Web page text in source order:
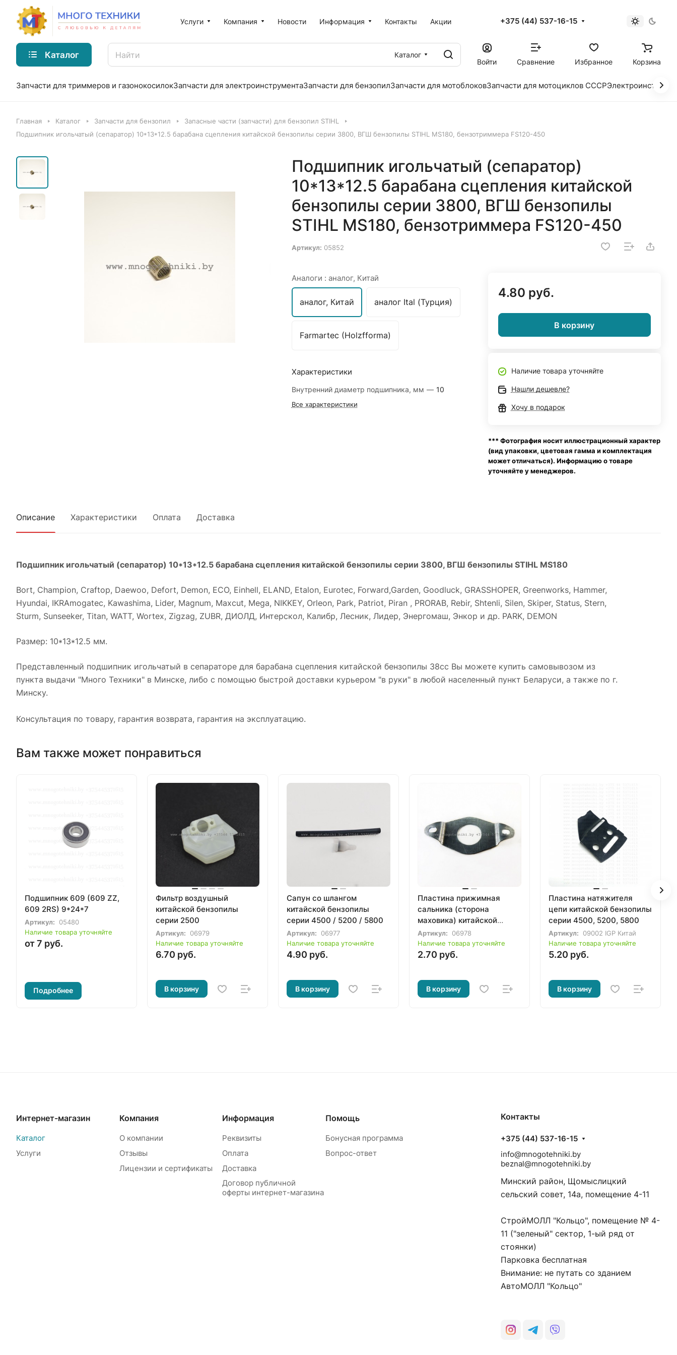
Услуги Компания Новости Информация Контакты Акции +375 (44) 537-16-15
Каталог
Каталог
Войти
Сравнение Избранное Корзина
Запчасти для триммеров и газонокосилокЗапчасти для электроинструментаЗапчасти для бензопилЗапчасти для мотоблоковЗапчасти для мотоциклов СССР
Главная Каталог Запчасти для бензопил
Запасные части (запчасти) для бензопил STIHL
Подшипник игольчатый (сепаратор) 10*13*12.5 барабана сцепления китайской бензопилы серии 3800, ВГШ бензопилы STIHL MS180, бензотриммера FS120-450
Подшипник игольчатый (сепаратор)
10*13*12.5 барабана сцепления китайской
бензопилы серии 3800, ВГШ бензопилы
STIHL MS180, бензотриммера FS120-450
Артикул: 05852
Аналоги : аналог, Китай
аналог, Китай аналог Ital (Турция)
Farmartec (Holzfforma)
Характеристики
Внутренний диаметр подшипника, мм — 10
Все характеристики
4.80 руб.
В корзину
Наличие товара уточняйте
Нашли дешевле?
Хочу в подарок
*** Фотография носит иллюстрационный характер
(вид упаковки, цветовая гамма и комплектация
может отличаться). Информацию о товаре
уточняйте у менеджеров.
Описание Характеристики Оплата Доставка
Подшипник игольчатый (сепаратор) 10*13*12.5 барабана сцепления китайской бензопилы серии 3800, ВГШ бензопилы STIHL MS180
Bort, Champion, Craftop, Daewoo, Defort, Demon, ECO, Einhell, ELAND, Etalon, Eurotec, Forward,Garden, Goodluck, GRASSHOPER, Greenworks, Hammer,
Hyundai, IKRAmogatec, Kawashima, Lider, Magnum, Maxcut, Mega, NIKKEY, Orleon, Park, Patriot, Piran , PRORAB, Rebir, Shtenli, Silen, Skiper, Status, Stern,
Sturm, Sunseeker, Titan, WATT, Wortex, Zigzag, ZUBR, ДИОЛД, Интерскол, Калибр, Лесник, Лидер, Энергомаш, Энкор и др. PARK, DEMON
Размер: 10*13*12.5 мм.
Представленный подшипник игольчатый в сепараторе для барабана сцепления китайской бензопилы 38сс Вы можете купить самовывозом из
пункта выдачи "Много Техники" в Минске, либо с помощью быстрой доставки курьером "в руки" в любой населенный пункт Беларуси, а также по г.
Минску.
Консультация по товару, гарантия возврата, гарантия на эксплуатацию.
Вам также может понравиться
Подшипник 609 (609 ZZ,
609 2RS) 9*24*7
Артикул:
05480
Наличие товара уточняйте
от 7 руб.
Подробнее
Фильтр воздушный
китайской бензопилы
серии 2500
Артикул:
06979
Наличие товара уточняйте
6.70 руб.
В корзину
Сапун со шлангом
китайской бензопилы
серии 4500 / 5200 / 5800
Артикул:
06977
Наличие товара уточняйте
4.90 руб.
В корзину
Пластина прижимная
сальника (сторона
маховика) китайской
бензопилы серии 4500 /
5200 / 5800
Артикул:
06978
Наличие товара уточняйте
2.70 руб.
В корзину
Пластина натяжителя
цепи китайской бензопилы
серии 4500, 5200, 5800
Артикул:
09002 IGP Китай
Наличие товара уточняйте
5.20 руб.
В корзину
Интернет-магазин
Каталог
Услуги
Компания
О компании
Отзывы
Лицензии и сертификаты
Информация
Реквизиты
Оплата
Доставка
Договор публичной
оферты интернет-магазина
Помощь
Бонусная программа
Вопрос-ответ
Контакты
+375 (44) 537-16-15
info@mnogotehniki.by
beznal@mnogotehniki.by
Минский район, Щомыслицкий
сельский совет, 14а, помещение 4-11
СтройМОЛЛ "Кольцо", помещение № 4-
11 ("зеленый" сектор, 1-ый ряд от
стоянки)
Парковка бесплатная
Внимание: не путать со зданием
АвтоМОЛЛ "Кольцо"